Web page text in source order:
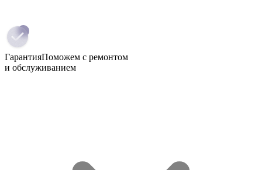
ГарантияПоможем с ремонтом
и обслуживанием